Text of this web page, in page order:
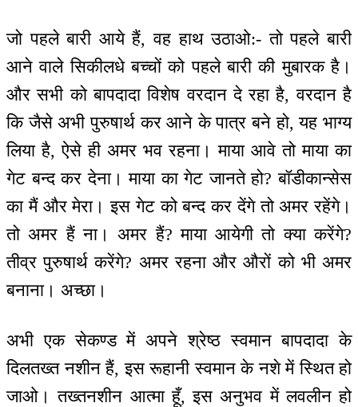
जो पहले बारी आये हैं, वह हाथ उठाओ:- तो पहले बारी
आने वाले सिकीलधे बच्चों को पहले बारी की मुबारक है।
और सभी को बापदादा विशेष वरदान दे रहा है, वरदान है
कि जैसे अभी पुरुषार्थ कर आने के पात्र बने हो, यह भाग्य
लिया है, ऐसे ही अमर भव रहना। माया आवे तो माया का
गेट बन्द कर देना। माया का गेट जानते हो? बॉडीकान्सेस
का मैं और मेरा। इस गेट को बन्द कर देंगे तो अमर रहेंगे।
तो अमर हैं ना। अमर हैं? माया आयेगी तो क्या करेंगे?
तीव्र पुरुषार्थ करेंगे? अमर रहना और औरों को भी अमर
बनाना। अच्छा।
अभी एक सेकण्ड में अपने श्रेष्ठ स्वमान बापदादा के
दिलतख्त नशीन हैं, इस रूहानी स्वमान के नशे में स्थित हो
जाओ। तख्तनशीन आत्मा हूँ, इस अनुभव में लवलीन हो